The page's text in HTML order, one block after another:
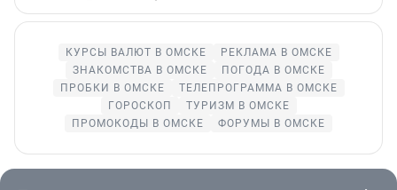
КУРСЫ ВАЛЮТ В ОМСКЕ
РЕКЛАМА В ОМСКЕ
ЗНАКОМСТВА В ОМСКЕ
ПОГОДА В ОМСКЕ
ПРОБКИ В ОМСКЕ
ТЕЛЕПРОГРАММА В ОМСКЕ
ГОРОСКОП
ТУРИЗМ В ОМСКЕ
ПРОМОКОДЫ В ОМСКЕ
ФОРУМЫ В ОМСКЕ